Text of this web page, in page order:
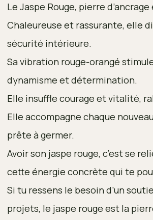
Le Jaspe Rouge, pierre
Chaleureuse et rassurante, elle
sécurité intérieure.
Sa vibration rouge-orangé
dynamisme et détermination.
Elle insuffle courage et vitalité,
Elle accompagne chaque
prête à germer.
Avoir son jaspe rouge, c’est se
cette énergie concrète qui te
Si tu ressens le besoin d’un
projets, le jaspe rouge est la